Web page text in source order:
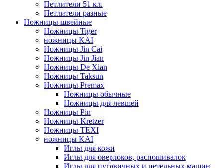
Петлители 51 кл.
Петлители разные
Ножницы швейные
Ножницы Tiger
ножницы KAI
Ножницы Jin Cai
Ножницы Jin Jian
Ножницы De Xian
Ножницы Taksun
Ножницы Premax
Ножницы обычные
Ножницы для левшей
Ножницы Pin
Ножницы Kretzer
Ножницы TEXI
ножницы KAI
Иглы для кожи
Иглы для оверлоков, распошивалок
Иглы для пуговичных и петельных машин